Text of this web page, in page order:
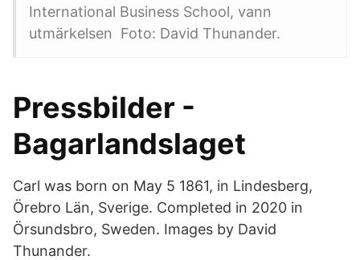
International Business School, vann
utmärkelsen Foto: David Thunander.
Pressbilder -
Bagarlandslaget
Carl was born on May 5 1861, in Lindesberg,
Örebro Län, Sverige. Completed in 2020 in
Örsundsbro, Sweden. Images by David
Thunander.